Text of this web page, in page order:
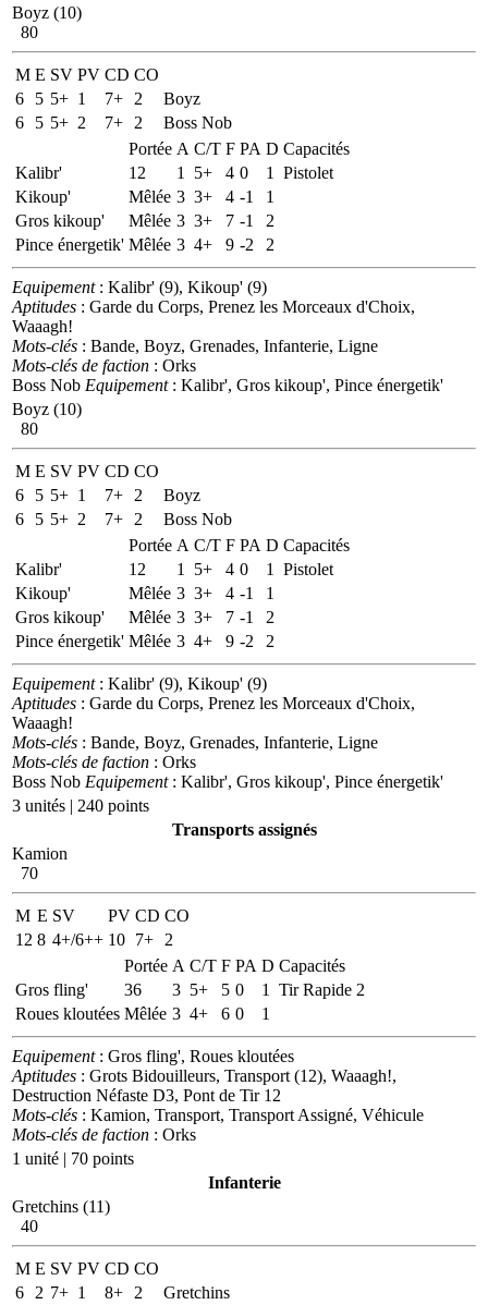
Boyz (10)
80
M E SV PV CD CO
6
5 5+ 1 7+ 2
Boyz
6
5 5+ 2 7+ 2
Boss Nob
Portée A C/T F PA D Capacités
Kalibr'
12 1 5+ 4 0 1
Pistolet
Kikoup'
Mêlée 3 3+ 4 -1
1
Gros kikoup'
Mêlée 3 3+ 7 -1
2
Pince énergetik' Mêlée 3 4+ 9 -2 2
Equipement: Kalibr' (9), Kikoup' (9)
Aptitudes : Garde du Corps, Prenez les Morceaux d'Choix,
Waaagh!
Mots-clés : Bande, Boyz, Grenades, Infanterie, Ligne
Mots-clés de faction : Orks
Boss Nob Equipement: Kalibr', Gros kikoup', Pince énergetik'
Boyz (10)
80
M E SV PV CD CO
6
5 5+ 1 7+ 2
Boyz
6
5 5+ 2 7+ 2
Boss Nob
Portée A C/T F PA D Capacités
Kalibr'
12 1 5+ 4 0 1
Pistolet
Kikoup'
Mêlée 3 3+ 4 -1
1
Gros kikoup'
Mêlée 3 3+ 7 -1
2
Pince énergetik' Mêlée 3 4+ 9 -2 2
Equipement: Kalibr' (9), Kikoup' (9)
Aptitudes : Garde du Corps, Prenez les Morceaux d'Choix,
Waaagh!
Mots-clés : Bande, Boyz, Grenades, Infanterie, Ligne
Mots-clés de faction : Orks
Boss Nob Equipement: Kalibr', Gros kikoup', Pince énergetik'
3 unités | 240 points
Transports assignés
Kamion
70
M E SV PV CD CO
12 8 4+/6++ 10 7+
2
Portée A C/T F PA D Capacités
Gros fling'
36 3 5+ 5 0 1
Tir Rapide 2
Roues kloutées Mêlée 3 4+ 6 0 1
Equipement: Gros fling', Roues kloutées
Aptitudes : Grots Bidouilleurs, Transport (12), Waaagh!,
Destruction Néfaste D3, Pont de Tir 12
Mots-clés : Kamion, Transport, Transport Assigné, Véhicule
Mots-clés de faction : Orks
1 unité | 70 points
Infanterie
Gretchins (11)
40
M E SV PV CD CO
6
2 7+ 1 8+ 2
Gretchins